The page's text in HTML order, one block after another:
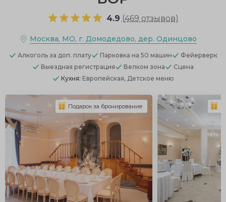
4.9 (469 отзывов)
Москва, МО, г. Домодедово, дер. Одинцово
Алкоголь за доп. плату Парковка на 50 машин
Фейерверк
Выездная регистрация
Велком зона
Сцена
Кухня: Европейская, Детское меню
Подарок за бронирование